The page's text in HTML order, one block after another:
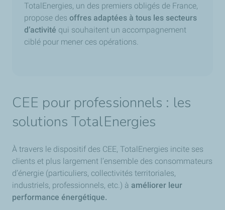
TotalEnergies, un des premiers obligés de France,
propose des offres adaptées à tous les secteurs
d’activité qui souhaitent un accompagnement
ciblé pour mener ces opérations.
CEE pour professionnels : les
solutions TotalEnergies
À travers le dispositif des CEE, TotalEnergies incite ses
clients et plus largement l’ensemble des consommateurs
d’énergie (particuliers, collectivités territoriales,
industriels, professionnels, etc.) à améliorer leur
performance énergétique.